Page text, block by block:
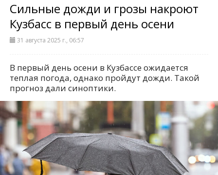
Сильные дожди и грозы накроют
Кузбасс в первый день осени
31 августа 2025 г., 06:57
В первый день осени в Кузбассе ожидается
теплая погода, однако пройдут дожди. Такой
прогноз дали синоптики.